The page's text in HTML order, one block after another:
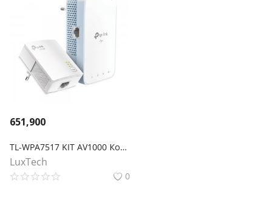
651,900
TL-WPA7517 KIT AV1000 Комплект гигабитных Wi‑Fi Powerline адаптеров
LuxTech
0